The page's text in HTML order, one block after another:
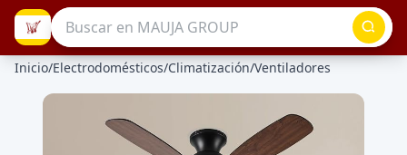
Inicio/Electrodomésticos/Climatización/Ventiladores